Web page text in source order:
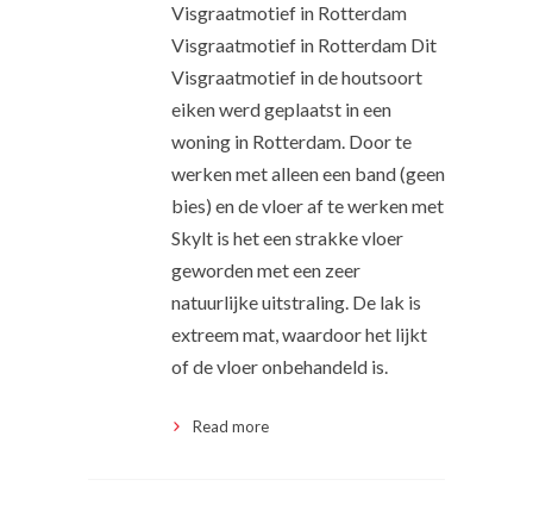
Visgraatmotief in Rotterdam
Visgraatmotief in Rotterdam Dit
Visgraatmotief in de houtsoort
eiken werd geplaatst in een
woning in Rotterdam. Door te
werken met alleen een band (geen
bies) en de vloer af te werken met
Skylt is het een strakke vloer
geworden met een zeer
natuurlijke uitstraling. De lak is
extreem mat, waardoor het lijkt
of de vloer onbehandeld is.
Read more